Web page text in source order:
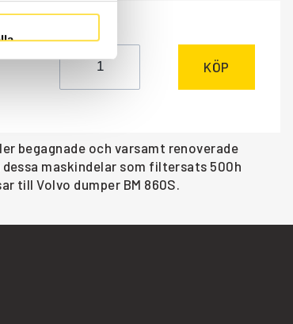
KÖP
begagnade och varsamt renoverade
maskindelar som filtersats 500h
till Volvo dumper BM 860S.